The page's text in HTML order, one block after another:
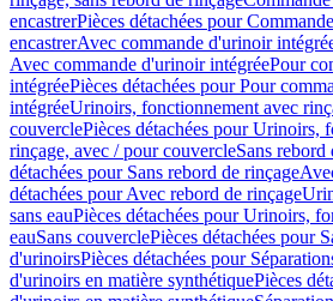
encastrerPièces détachées pour
encastrerAvec commande d'urinoir
Avec commande d'urinoir intégréePour
intégréePièces détachées pour Pour
intégréeUrinoirs, fonctionnement avec
couverclePièces détachées pour Urinoirs,
rinçage, avec / pour couvercleSans rebord
détachées pour Sans rebord de rinçage
détachées pour Avec rebord de rinçage
sans eauPièces détachées pour Urinoirs,
eauSans couverclePièces détachées pour
d'urinoirsPièces détachées pour
d'urinoirs en matière synthétiquePièces